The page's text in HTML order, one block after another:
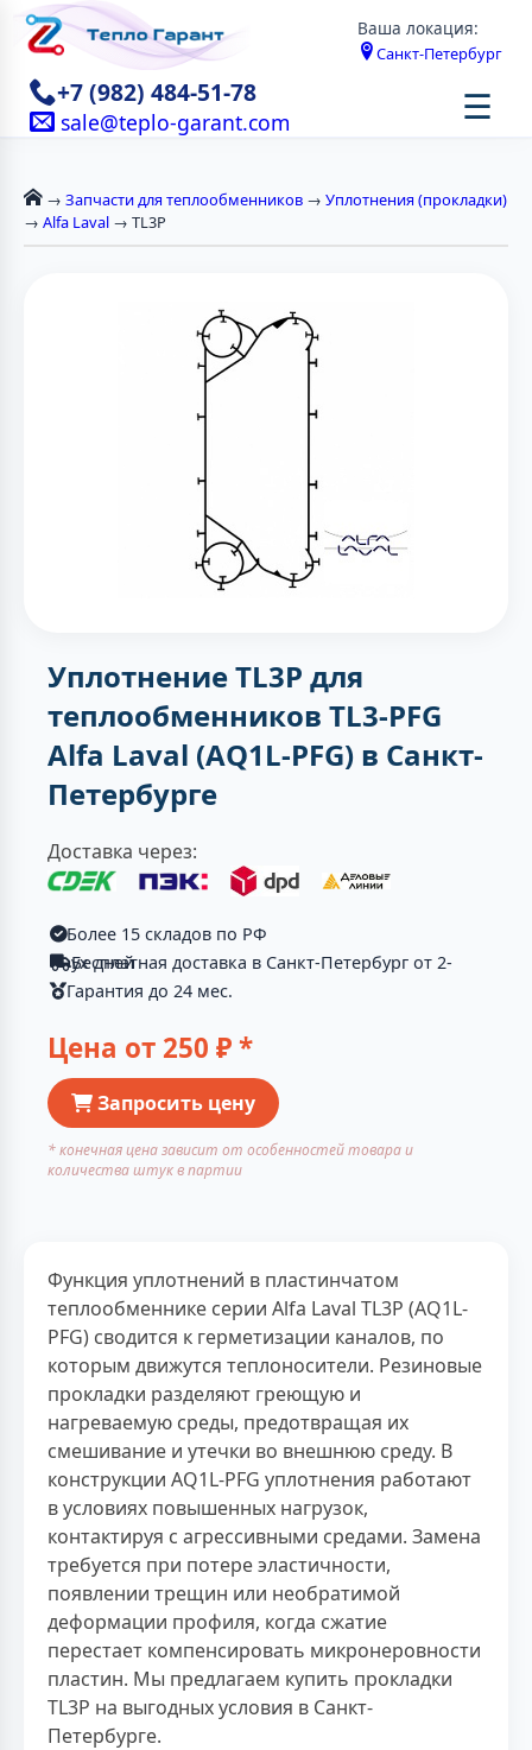
Ваша локация:
Санкт-Петербург
+7 (982) 484-51-78
sale@teplo-garant.com ☰
→ Запчасти для теплообменников → Уплотнения (прокладки)
→ Alfa Laval → TL3P
Уплотнение TL3P для
теплообменников TL3-PFG
Alfa Laval (AQ1L-PFG) в Санкт-
Петербурге
Доставка через:
Более 15 складов по РФ
Бесплатная доставка в Санкт-Петербург от 2-ух дней
Гарантия до 24 мес.
Цена от 250 ₽ *
Запросить цену
* конечная цена зависит от особенностей товара и
количества штук в партии
Функция уплотнений в пластинчатом
теплообменнике серии Alfa Laval TL3P (AQ1L-
PFG) сводится к герметизации каналов, по
которым движутся теплоносители. Резиновые
прокладки разделяют греющую и
нагреваемую среды, предотвращая их
смешивание и утечки во внешнюю среду. В
конструкции AQ1L-PFG уплотнения работают
в условиях повышенных нагрузок,
контактируя с агрессивными средами. Замена
требуется при потере эластичности,
появлении трещин или необратимой
деформации профиля, когда сжатие
перестает компенсировать микронеровности
пластин. Мы предлагаем купить прокладки
TL3P на выгодных условия в Санкт-
Петербурге.